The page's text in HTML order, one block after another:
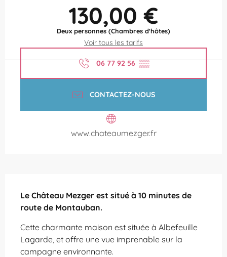
130,00 €
Deux personnes (Chambres d'hôtes)
Voir tous les tarifs
06 77 92 56 ▒▒
CONTACTEZ-NOUS
www.chateaumezger.fr
Le Château Mezger est situé à 10 minutes de
route de Montauban.
Cette charmante maison est située à Albefeuille
Lagarde, et offre une vue imprenable sur la
campagne environnante.